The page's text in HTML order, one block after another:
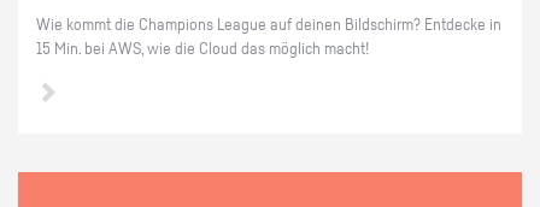
Wie kommt die Cham­pi­ons Le­ague auf dei­nen Bild­schirm? Ent­de­cke in
15 Min. bei AWS, wie die Cloud das mög­lich macht!